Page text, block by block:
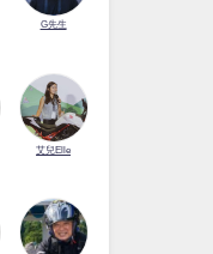
G先生
艾兒Elle